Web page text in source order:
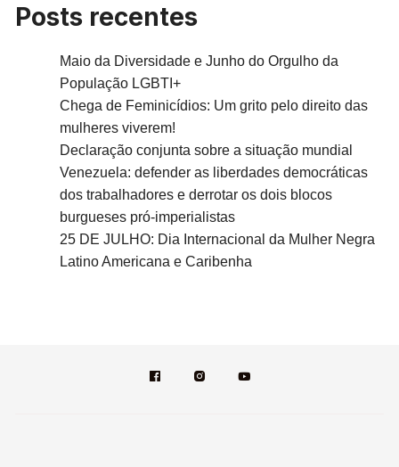
Posts recentes
Maio da Diversidade e Junho do Orgulho da
População LGBTI+
Chega de Feminicídios: Um grito pelo direito das
mulheres viverem!
Declaração conjunta sobre a situação mundial
Venezuela: defender as liberdades democráticas
dos trabalhadores e derrotar os dois blocos
burgueses pró-imperialistas
25 DE JULHO: Dia Internacional da Mulher Negra
Latino Americana e Caribenha